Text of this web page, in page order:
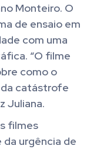
Monteiro. O
de ensaio em
com uma
“O filme
como o
catástrofe
Juliana.
filmes
da urgência de